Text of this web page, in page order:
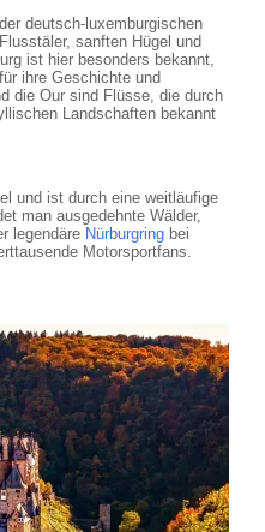
deutsch-luxemburgischen
sanften Hügel und
ist hier besonders bekannt,
ihre Geschichte und
die Our sind Flüsse, die durch
Landschaften bekannt
und ist durch eine weitläufige
man ausgedehnte Wälder,
legendäre Nürburgring bei
Motorsportfans.